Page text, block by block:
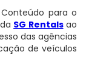
para o
SG Rentalsao
das agências
de veículos